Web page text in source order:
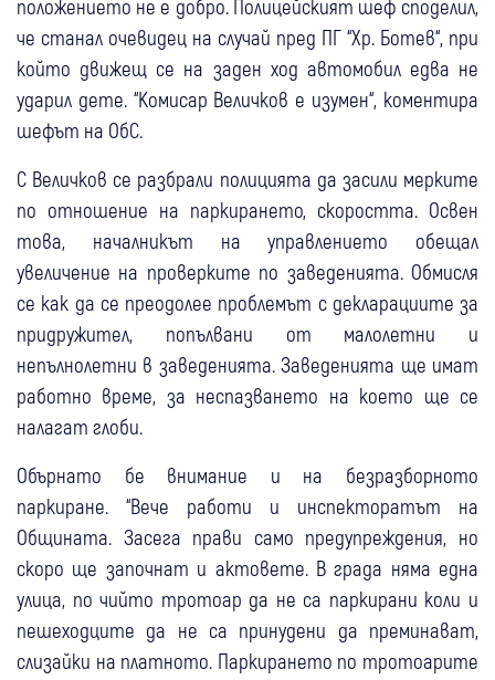
положението не е добро. Полицейският шеф споделил,
че станал очевидец на случай пред ПГ “Хр. Ботев“, при
който движещ се на заден ход автомобил едва не
ударил дете. “Комисар Величков е изумен“, коментира
шефът на ОбС.
С Величков се разбрали полицията да засили мерките
по отношение на паркирането, скоростта. Освен
това, началникът на управлението обещал
увеличение на проверките по заведенията. Обмисля
се как да се преодолее проблемът с декларациите за
придружител, попълвани от малолетни и
непълнолетни в заведенията. Заведенията ще имат
работно време, за неспазването на което ще се
налагат глоби.
Обърнато бе внимание и на безразборното
паркиране. “Вече работи и инспекторатът на
Общината. Засега прави само предупреждения, но
скоро ще започнат и актовете. В града няма една
улица, по чийто тротоар да не са паркирани коли и
пешеходците да не са принудени да преминават,
слизайки на платното. Паркирането по тротоарите